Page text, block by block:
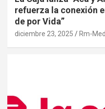
refuerza la conexión
de por Vida”
diciembre 23, 2025 Rm-